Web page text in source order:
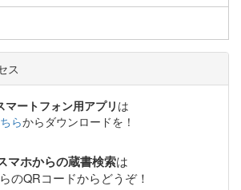
ス
マートフォン用アプリ は
らからダウンロードを！
マホからの蔵書検索は
のQRコードからどうぞ！